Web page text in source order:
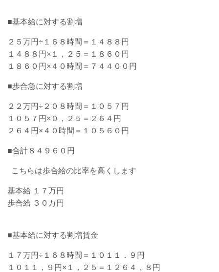
■基本給に対する割増
２５万円÷１６８時間＝１４８８円
１４８８円×１，２５＝１８６０円
１８６０円×４０時間＝７４４００円
■歩合急に対する割増
２２万円÷２０８時間＝１０５７円
１０５７円×０，２５＝２６４円
２６４円×４０時間＝１０５６０円
■合計８４９６０円
こちらは歩合給の比率を高くします
基本給 １７万円
歩合給 ３０万円
■基本給に対する割増賃金
１７万円÷１６８時間＝１０１１．９円
１０１１，９円×１，２５＝１２６４，８円